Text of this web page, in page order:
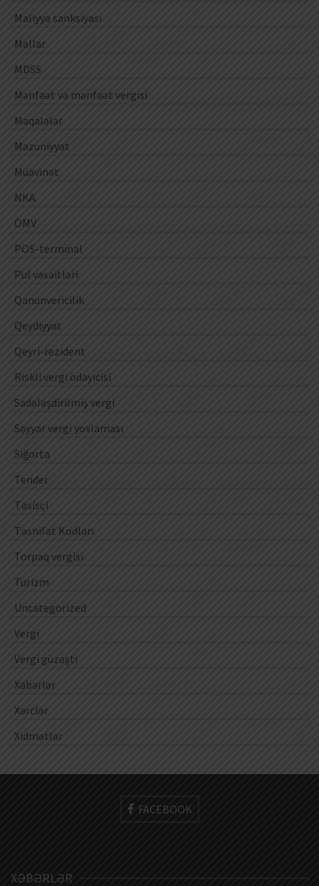
Maliyyə sanksiyası
Mallar
MDSS
Mənfəət və mənfəət vergisi
Məqalələr
Məzuniyyət
Müavinət
NKA
ÖMV
POS-terminal
Pul vəsaitləri
Qanunvericilik
Qeydiyyat
Qeyri-rezident
Riskli vergi ödəyicisi
Sadələşdirilmiş vergi
Səyyar vergi yoxlaması
Sığorta
Tender
Təsisçi
Təsnifat Kodları
Torpaq vergisi
Turizm
Uncategorized
Vergi
Vergi güzəşti
Xəbərlər
Xərclər
Xidmətlər
FACEBOOK
XƏBƏRLƏR